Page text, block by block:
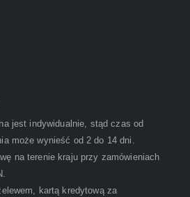
jest indywidualnie, stąd czas od
może wynieść od 2 do 14 dni.
na terenie kraju przy zamówieniach
kartą kredytową za